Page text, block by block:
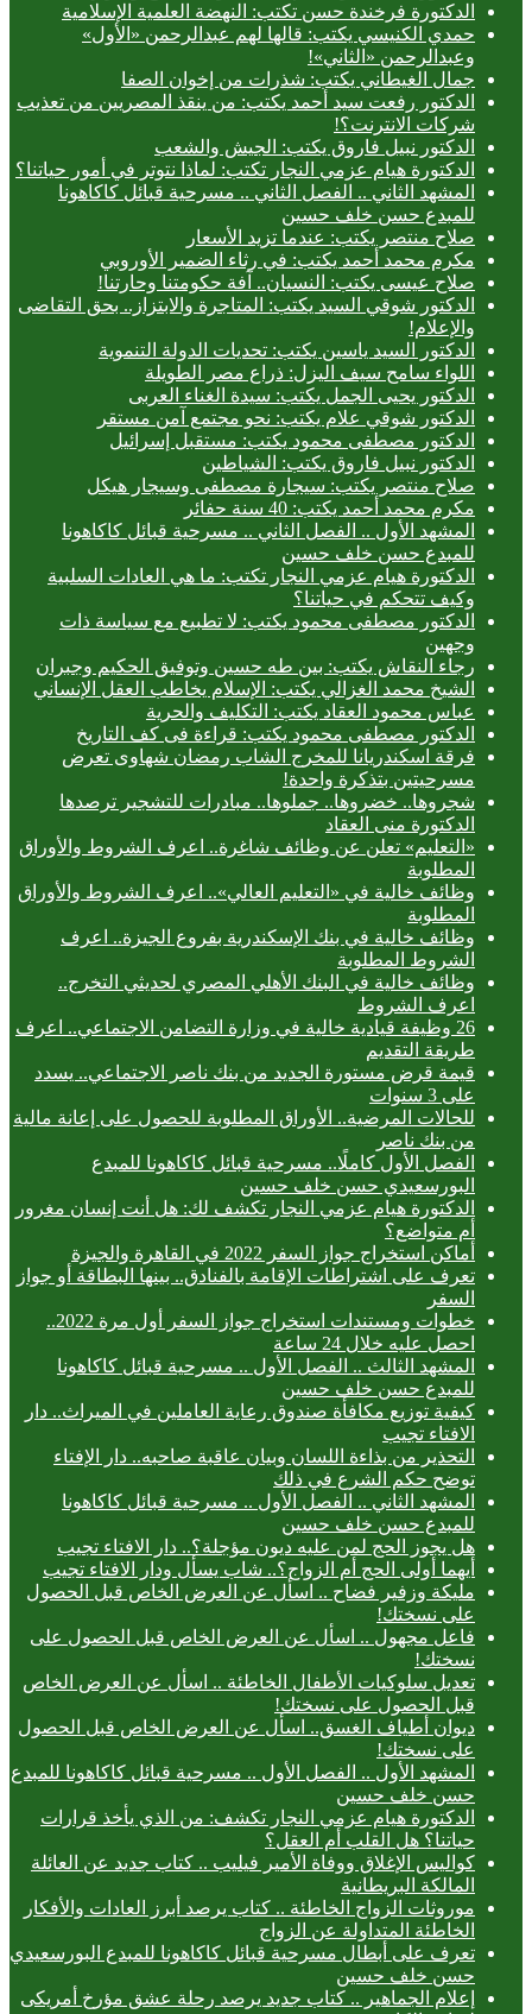
الدكتورة فرخندة حسن تكتب: النهضة العلمية الإسلامية
حمدي الكنيسي يكتب: قالها لهم عبدالرحمن «الأول»
وعبدالرحمن «الثاني»!
جمال الغيطاني يكتب: شذرات من إخوان الصفا
الدكتور رفعت سيد أحمد يكتب: من ينقذ المصريين من تعذيب
شركات الانترنت؟!
الدكتور نبيل فاروق يكتب: الجيش والشعب
الدكتورة هيام عزمي النجار تكتب: لماذا نتوتر في أمور حياتنا؟
المشهد الثاني .. الفصل الثاني .. مسرحية قبائل كاكاهونا
للمبدع حسن خلف حسين
صلاح منتصر يكتب: عندما تزيد الأسعار
مكرم محمد أحمد يكتب: في رثاء الضمير الأوروبي
صلاح عيسى يكتب: النسيان.. آفة حكومتنا وحارتنا!
الدكتور شوقي السيد يكتب: المتاجرة والابتزاز.. بحق التقاضى
والإعلام!
الدكتور السيد ياسين يكتب: تحديات الدولة التنموية
اللواء سامح سيف اليزل: ذراع مصر الطويلة
الدكتور يحيى الجمل يكتب: سيدة الغناء العربى
الدكتور شوقي علام يكتب: نحو مجتمع آمن مستقر
الدكتور مصطفى محمود يكتب: مستقبل إسرائيل
الدكتور نبيل فاروق يكتب: الشياطين
صلاح منتصر يكتب: سيجارة مصطفى وسيجار هيكل
مكرم محمد أحمد يكتب: 40 سنة حفائر
المشهد الأول .. الفصل الثاني .. مسرحية قبائل كاكاهونا
للمبدع حسن خلف حسين
الدكتورة هيام عزمي النجار تكتب: ما هي العادات السلبية
وكيف تتحكم في حياتنا؟
الدكتور مصطفى محمود يكتب: لا تطبيع مع سياسة ذات
وجهين
رجاء النقاش يكتب: بين طه حسين وتوفيق الحكيم وجبران
الشيخ محمد الغزالي يكتب: الإسلام يخاطب العقل الإنساني
عباس محمود العقاد يكتب: التكليف والحرية
الدكتور مصطفى محمود يكتب: قراءة فى كف التاريخ
فرقة اسكندريانا للمخرج الشاب رمضان شهاوى تعرض
مسرحيتين بتذكرة واحدة!
شجروها.. خضروها.. جملوها.. مبادرات للتشجير ترصدها
الدكتورة منى العقاد
«التعليم» تعلن عن وظائف شاغرة.. اعرف الشروط والأوراق
المطلوبة
وظائف خالية في «التعليم العالي».. اعرف الشروط والأوراق
المطلوبة
وظائف خالية في بنك الإسكندرية بفروع الجيزة.. اعرف
الشروط المطلوبة
وظائف خالية في البنك الأهلي المصري لحديثي التخرج..
اعرف الشروط
26 وظيفة قيادية خالية في وزارة التضامن الاجتماعي.. اعرف
طريقة التقديم
قيمة قرض مستورة الجديد من بنك ناصر الاجتماعي.. يسدد
على 3 سنوات
للحالات المرضية.. الأوراق المطلوبة للحصول على إعانة مالية
من بنك ناصر
الفصل الأول كاملًا.. مسرحية قبائل كاكاهونا للمبدع
البورسعيدي حسن خلف حسين
الدكتورة هيام عزمي النجار تكشف لك: هل أنت إنسان مغرور
أم متواضع؟
أماكن استخراج جواز السفر 2022 في القاهرة والجيزة
تعرف على اشتراطات الإقامة بالفنادق.. بينها البطاقة أو جواز
السفر
خطوات ومستندات استخراج جواز السفر أول مرة 2022..
احصل عليه خلال 24 ساعة
المشهد الثالث .. الفصل الأول .. مسرحية قبائل كاكاهونا
للمبدع حسن خلف حسين
كيفية توزيع مكافأة صندوق رعاية العاملين في الميراث.. دار
الافتاء تجيب
التحذير من بذاءة اللسان وبيان عاقبة صاحبه.. دار الإفتاء
توضح حكم الشرع في ذلك
المشهد الثاني .. الفصل الأول .. مسرحية قبائل كاكاهونا
للمبدع حسن خلف حسين
هل يجوز الحج لمن عليه ديون مؤجلة؟.. دار الافتاء تجيب
أيهما أولى الحج أم الزواج؟.. شاب يسأل ودار الافتاء تجيب
مليكة وزفير فضاح .. اسأل عن العرض الخاص قبل الحصول
على نسختك!
فاعل مجهول .. اسأل عن العرض الخاص قبل الحصول على
نسختك!
تعديل سلوكيات الأطفال الخاطئة .. اسأل عن العرض الخاص
قبل الحصول على نسختك!
ديوان أطياف الغسق.. اسأل عن العرض الخاص قبل الحصول
على نسختك!
المشهد الأول .. الفصل الأول .. مسرحية قبائل كاكاهونا للمبدع
حسن خلف حسين
الدكتورة هيام عزمي النجار تكشف: من الذي يأخذ قرارات
حياتنا؟ هل القلب أم العقل؟
كواليس الإغلاق ووفاة الأمير فيليب .. كتاب جديد عن العائلة
المالكة البريطانية
موروثات الزواج الخاطئة .. كتاب يرصد أبرز العادات والأفكار
الخاطئة المتداولة عن الزواج
تعرف على أبطال مسرحية قبائل كاكاهونا للمبدع البورسعيدي
حسن خلف حسين
إعلام الجماهير .. كتاب جديد يرصد رحلة عشق مؤرخ أمريكى